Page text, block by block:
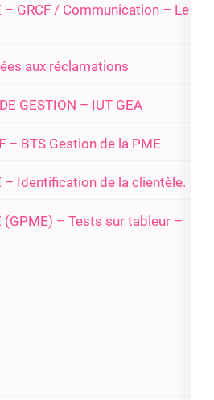
– GRCF / Communication – Le
aux réclamations
GESTION – IUT GEA
– BTS Gestion de la PME
– Identification de la clientèle.
(GPME) – Tests sur tableur –